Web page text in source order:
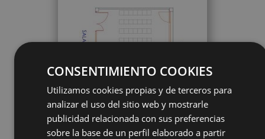
CONSENTIMIENTO COOKIES
Utilizamos cookies propias y de terceros para
analizar el uso del sitio web y mostrarle
publicidad relacionada con sus preferencias
sobre la base de un perfil elaborado a partir